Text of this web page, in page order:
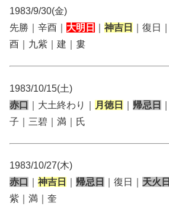
1983/9/30(金)
先勝｜辛酉｜ 大明日 神吉日 ｜復日｜
酉｜九紫｜建｜婁
1983/10/15(土)
赤口
｜大土終わり｜ 月徳日 帰忌日
子｜三碧｜満｜氏
1983/10/27(木)
赤口
神吉日 帰忌日 ｜復日｜ 天火日
紫｜満｜奎